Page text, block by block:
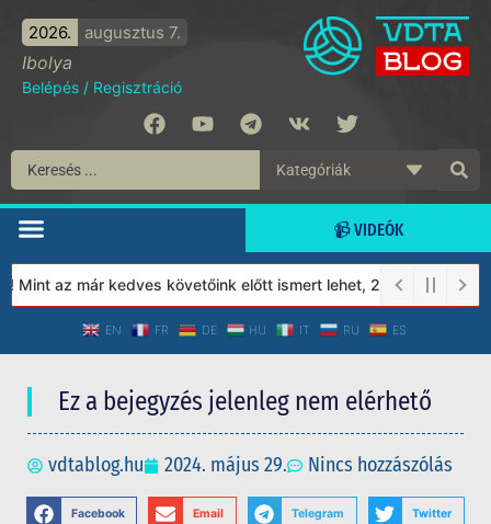
2026. augusztus 7.
Ibolya
Belépés / Regisztráció
📹 VIDEÓK
az már kedves követőink előtt ismert lehet, 2023-tól a
EN FR DE HU IT RU ES
Ez a bejegyzés jelenleg nem elérhető
vdtablog.hu 2024. május 29. Nincs hozzászólás
Facebook Email Telegram Twitter